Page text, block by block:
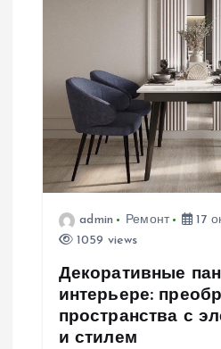
admin Ремонт
17
1059 views
Декоративные
интерьере:
пространства с
и стилем